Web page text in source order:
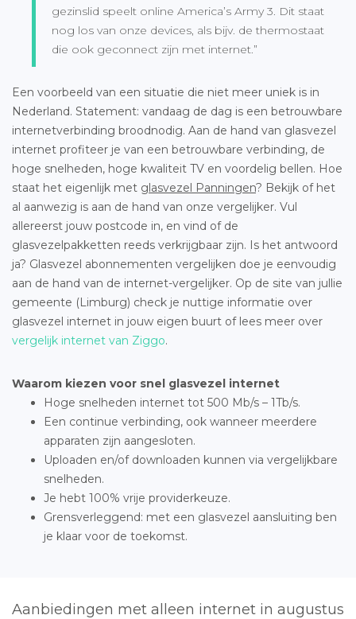
gezinslid speelt online America’s Army 3. Dit staat
nog los van onze devices, als bijv. de thermostaat
die ook geconnect zijn met internet.”
Een voorbeeld van een situatie die niet meer uniek is in
Nederland. Statement: vandaag de dag is een betrouwbare
internetverbinding broodnodig. Aan de hand van glasvezel
internet profiteer je van een betrouwbare verbinding, de
hoge snelheden, hoge kwaliteit TV en voordelig bellen. Hoe
staat het eigenlijk met glasvezel Panningen? Bekijk of het
al aanwezig is aan de hand van onze vergelijker. Vul
allereerst jouw postcode in, en vind of de
glasvezelpakketten reeds verkrijgbaar zijn. Is het antwoord
ja? Glasvezel abonnementen vergelijken doe je eenvoudig
aan de hand van de internet-vergelijker. Op de site van jullie
gemeente (Limburg) check je nuttige informatie over
glasvezel internet in jouw eigen buurt of lees meer over
vergelijk internet van Ziggo.
Waarom kiezen voor snel glasvezel internet
Hoge snelheden internet tot 500 Mb/s – 1Tb/s.
Een continue verbinding, ook wanneer meerdere
apparaten zijn aangesloten.
Uploaden en/of downloaden kunnen via vergelijkbare
snelheden.
Je hebt 100% vrije providerkeuze.
Grensverleggend: met een glasvezel aansluiting ben
je klaar voor de toekomst.
Aanbiedingen met alleen internet in augustus